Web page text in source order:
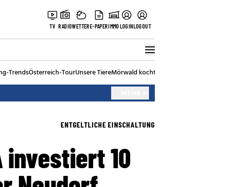
TV RADIOWETTERE-PAPERIMMOLOGINLOGOUT
TrendsÖsterreich-TourUnsere TiereMörwald kocht
ENTGELTLICHE EINSCHALTUNG
investiert 10